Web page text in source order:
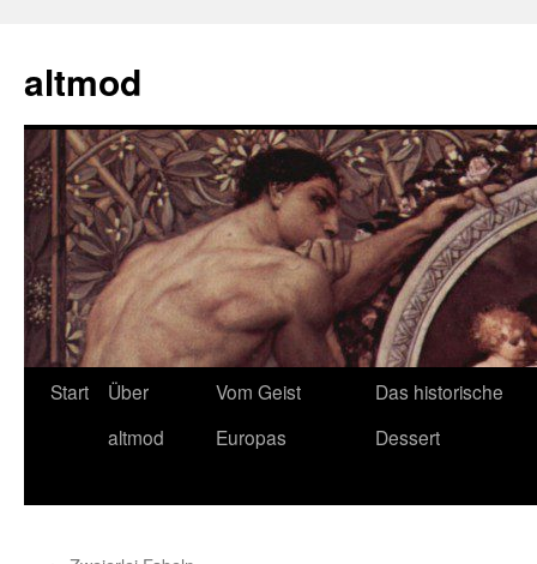
springen
altmod
Start
Über
altmod
Vom Geist
Europas
Das historische
Dessert